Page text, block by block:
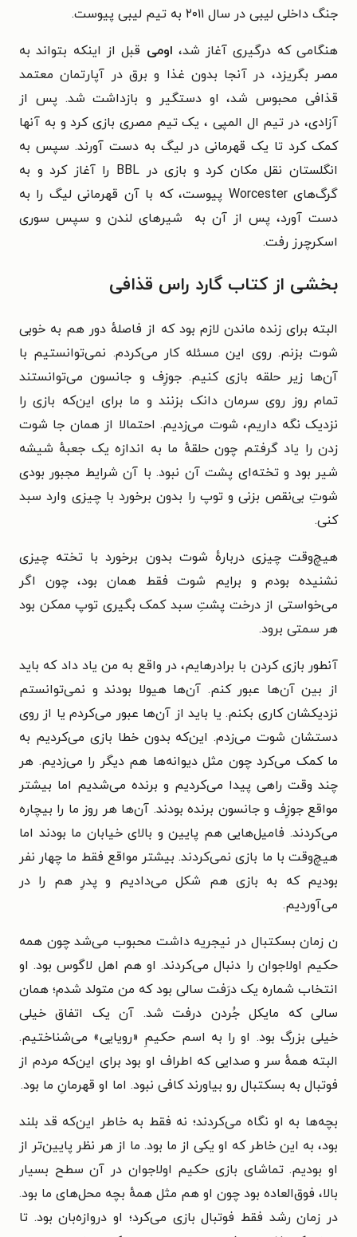
جنگ داخلی لیبی در سال ۲۰۱۱ به تیم لیبی پیوست.
هنگامی که درگیری آغاز شد، اومی قبل از اینکه بتواند به
مصر بگریزد، در آنجا بدون غذا و برق در آپارتمان معتمد
قذافی محبوس شد، او دستگیر و بازداشت شد. پس از
آزادی، در تیم ال المپی ، یک تیم مصری بازی کرد و به آنها
کمک کرد تا یک قهرمانی در لیگ به دست آورند. سپس به
انگلستان نقل مکان کرد و بازی در BBL را آغاز کرد و به
گرگ‌های Worcester پیوست، که با آن قهرمانی لیگ را به
دست آورد، پس از آن به شیرهای لندن و سپس سوری
اسکرچرز رفت.
بخشی از کتاب گارد راس قذافی
البته برای زنده ماندن لازم بود که از فاصلهٔ دور هم به خوبی
شوت بزنم. روی این مسئله کار می‌کردم. نمی‌توانستیم با
آن‌ها زیر حلقه بازی کنیم. جوزِف و جانسون می‌توانستند
تمام روز روی سرمان دانک بزنند و ما برای این‌که بازی را
نزدیک نگه داریم، شوت می‌زدیم. احتمالا از همان جا شوت
زدن را یاد گرفتم چون حلقهٔ ما به اندازه یک جعبهٔ شیشه
شیر بود و تخته‌ای پشت آن نبود. با آن شرایط مجبور بودی
شوتِ بی‌نقص بزنی و توپ را بدون برخورد با چیزی وارد سبد
کنی.
هیچ‌وقت چیزی دربارهٔ شوت بدون برخورد با تخته چیزی
نشنیده بودم و برایم شوت فقط همان بود، چون اگر
می‌خواستی از درخت پشتِ سبد کمک بگیری توپ ممکن بود
هر سمتی برود.
آنطور بازی کردن با برادرهایم، در واقع به من یاد داد که باید
از بین آن‌ها عبور کنم. آن‌ها هیولا بودند و نمی‌توانستم
نزدیکشان کاری بکنم. یا باید از آن‌ها عبور می‌کردم یا از روی
دستشان شوت می‌زدم. این‌که بدون خطا بازی می‌کردیم به
ما کمک می‌کرد چون مثل دیوانه‌ها هم دیگر را می‌زدیم. هر
چند وقت راهی پیدا می‌کردیم و برنده می‌شدیم اما بیشتر
مواقع جوزِف و جانسون برنده بودند. آن‌ها هر روز ما را بیچاره
می‌کردند. فامیل‌هایی هم پایین و بالای خیابان ما بودند اما
هیچ‌وقت با ما بازی نمی‌کردند. بیشتر مواقع فقط ما چهار نفر
بودیم که به بازی هم شکل می‌دادیم و پدرِ هم را در
می‌آوردیم.
ن زمان بسکتبال در نیجریه داشت محبوب می‌شد چون همه
حکیم اولاجوان را دنبال می‌کردند. او هم اهل لاگوس بود. او
انتخاب شماره یک درَفت سالی بود که من متولد شدم؛ همان
سالی که مایکل جُردن درفت شد. آن یک اتفاق خیلی
خیلی بزرگ بود. او را به اسم حکیمِ «رویایی» می‌شناختیم.
البته همهٔ سر و صدایی که اطراف او بود برای این‌که مردم از
فوتبال به بسکتبال رو بیاورند کافی نبود. اما او قهرمانِ ما بود.
بچه‌ها به او نگاه می‌کردند؛ نه فقط به خاطر این‌که قد بلند
بود، به این خاطر که او یکی از ما بود. ما از هر نظر پایین‌تر از
او بودیم. تماشای بازی حکیم اولاجوان در آن سطح بسیار
بالا، فوق‌العاده بود چون او هم مثل همهٔ بچه محل‌های ما بود.
در زمان رشد فقط فوتبال بازی می‌کرد؛ او دروازه‌بان بود. تا